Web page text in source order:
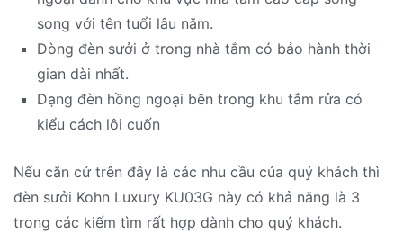
song với tên tuổi lâu năm.
Dòng đèn sưởi ở trong nhà tắm có bảo hành thời
gian dài nhất.
Dạng đèn hồng ngoại bên trong khu tắm rửa có
kiểu cách lôi cuốn
Nếu căn cứ trên đây là các nhu cầu của quý khách thì
đèn sưởi Kohn Luxury KU03G này có khả năng là 3
trong các kiếm tìm rất hợp dành cho quý khách.